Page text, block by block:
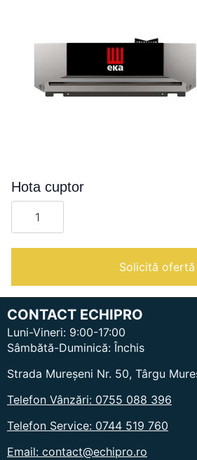
Hota cuptor
Cantitate
Hota
cuptor
Solicită ofertă
CONTACT ECHIPRO
Luni-Vineri: 9:00-17:00
Sâmbătă-Duminică: Închis
Strada Mureșeni Nr. 50, Târgu
Telefon Vânzări: 0755 088 396
Telefon Service: 0744 519 760
Email: contact@echipro.ro